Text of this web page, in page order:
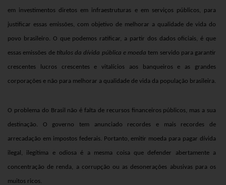
em investimentos diretos em infraestruturas e em serviços públicos, para
justificar essas emissões, com objetivo de melhorar a qualidade de vida do
povo brasileiro. O que podemos ratificar, a partir dos dados oficiais, é que
essas emissões de títulos da dívida pública e moeda tem servido para garantir
crescentes lucros crescentes e vitalícios aos banqueiros e as grandes
corporações e não para melhorar a qualidade de vida da população brasileira.
O problema do Brasil não é falta de recursos financeiros públicos, mas a sua
destinação. O governo tem anunciado recordes e mais recordes de
arrecadação em impostos federais. Portanto, emitir moeda para pagar dívida
ilegal, ilegítima e odiosa é a mesma coisa que defender abertamente a
concentração de renda, a corrupção ou as desonerações abusivas para os
muitos ricos.